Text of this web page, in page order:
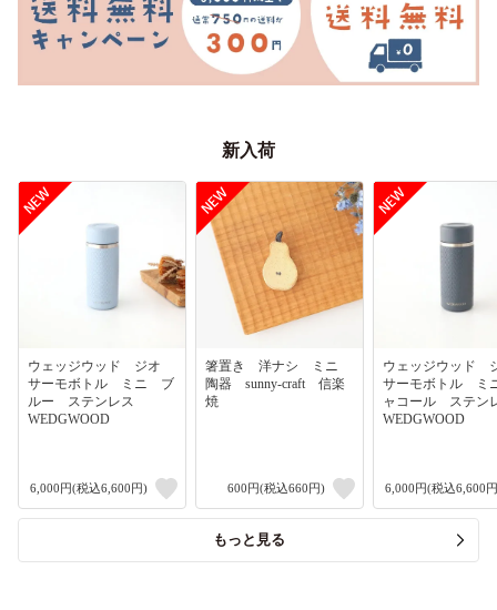
新入荷
ウェッジウッド ジオ
サーモボトル ミニ ブ
ルー ステンレス
WEDGWOOD
6,000円(税込6,600円)
箸置き 洋ナシ ミニ
陶器 sunny-craft 信楽
焼
600円(税込660円)
ウェッジウッド
サーモボトル
ャコール ステ
WEDGWOOD
6,000円(税込6,600
もっと見る